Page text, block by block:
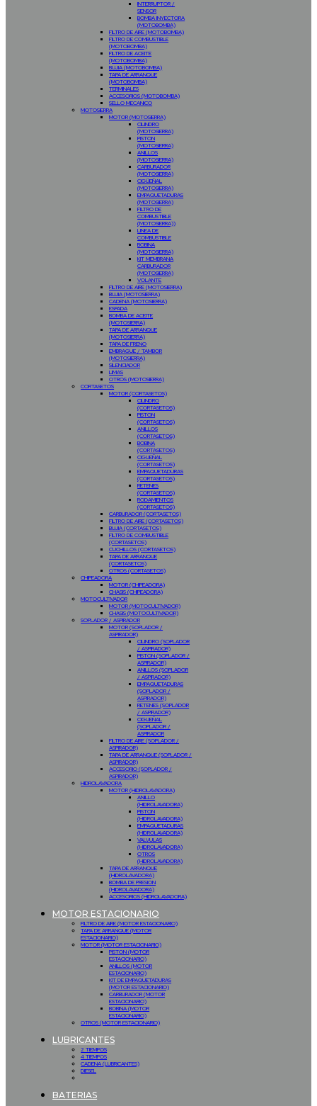
INTERRUPTOR /
SENSOR
BOMBA INYECTORA
(MOTOBOMBA)
FILTRO DE AIRE (MOTOBOMBA)
FILTRO DE COMBUSTIBLE
(MOTOBOMBA)
FILTRO DE ACEITE
(MOTOBOMBA)
BUJIA (MOTOBOMBA)
TAPA DE ARRANQUE
(MOTOBOMBA)
TERMINALES
ACCESORIOS (MOTOBOMBA)
SELLO MECANICO
MOTOSIERRA
MOTOR (MOTOSIERRA)
CILINDRO
(MOTOSIERRA)
PISTON
(MOTOSIERRA)
ANILLOS
(MOTOSIERRA)
CARBURADOR
(MOTOSIERRA)
CIGÜEÑAL
(MOTOSIERRA)
EMPAQUETADURAS
(MOTOSIERRA)
FILTRO DE
COMBUSTIBLE
(MOTOSIERRA))
LINEA DE
COMBUSTIBLE
BOBINA
(MOTOSIERRA)
KIT MEMBRANA
CARBURADOR
(MOTOSIERRA)
VOLANTE
FILTRO DE AIRE (MOTOSIERRA)
BUJIA (MOTOSIERRA)
CADENA (MOTOSIERRA)
ESPADA
BOMBA DE ACEITE
(MOTOSIERRA)
TAPA DE ARRANQUE
(MOTOSIERRA)
TAPA DE FRENO
EMBRAGUE / TAMBOR
(MOTOSIERRA)
SILENCIADOR
LIMAS
OTROS (MOTOSIERRA)
CORTASETOS
MOTOR (CORTASETOS)
CILINDRO
(CORTASETOS)
PISTON
(CORTASETOS)
ANILLOS
(CORTASETOS)
BOBINA
(CORTASETOS)
CIGUEÑAL
(CORTASETOS)
EMPAQUETADURAS
(CORTASETOS)
RETENES
(CORTASETOS)
RODAMIENTOS
(CORTASETOS)
CARBURADOR (CORTASETOS)
FILTRO DE AIRE (CORTASETOS)
BUJIA (CORTASETOS)
FILTRO DE COMBUSTIBLE
(CORTASETOS)
CUCHILLOS (CORTASETOS)
TAPA DE ARRANQUE
(CORTASETOS)
OTROS (CORTASETOS)
CHIPEADORA
MOTOR (CHIPEADORA)
CHASIS (CHIPEADORA)
MOTOCULTIVADOR
MOTOR (MOTOCULTIVADOR)
CHASIS (MOTOCULTIVADOR)
SOPLADOR / ASPIRADOR
MOTOR (SOPLADOR /
ASPIRADOR)
CILINDRO (SOPLADOR
/ ASPIRADOR)
PISTON (SOPLADOR /
ASPIRADOR)
ANILLOS (SOPLADOR
/ ASPIRADOR)
EMPAQUETADURAS
(SOPLADOR /
ASPIRADOR)
RETENES (SOPLADOR
/ ASPIRADOR)
CIGUEÑAL
(SOPLADOR /
ASPIRADOR
FILTRO DE AIRE (SOPLADOR /
ASPIRADOR)
TAPA DE ARRANQUE (SOPLADOR /
ASPIRADOR)
ACCESORIO (SOPLADOR /
ASPIRADOR)
HIDROLAVADORA
MOTOR (HIDROLAVADORA)
ANILLO
(HIDROLAVADORA)
PISTON
(HIDROLAVADORA)
EMPAQUETADURAS
(HIDROLAVADORA)
VALVULAS
(HIDROLAVADORA)
OTROS
(HIDROLAVADORA)
TAPA DE ARRANQUE
(HIDROLAVADORA)
BOMBA DE PRESION
(HIDROLAVADORA)
ACCESORIOS (HIDROLAVADORA)
MOTOR ESTACIONARIO
FILTRO DE AIRE (MOTOR ESTACIONARIO)
TAPA DE ARRANQUE (MOTOR
ESTACIONARIO)
MOTOR (MOTOR ESTACIONARIO)
PISTON (MOTOR
ESTACIONARIO)
ANILLOS (MOTOR
ESTACIONARIO)
KIT DE EMPAQUETADURAS
(MOTOR ESTACIONARIO)
CARBURADOR (MOTOR
ESTACIONARIO)
BOBINA (MOTOR
ESTACIONARIO)
OTROS (MOTOR ESTACIONARIO)
LUBRICANTES
2 TIEMPOS
4 TIEMPOS
CADENA (LUBRICANTES)
DIESEL
BATERIAS